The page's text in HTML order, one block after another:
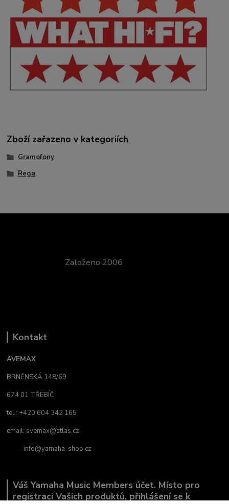
Zboží zařazeno v kategoriích
Gramofony
Rega
Založeno 2006
Kontakt
AVEMAX
BRNĚNSKÁ 148/69
674 01 TŘEBÍČ
tel.: +420 604 342 165
email: avemax@atlas.cz
info@yamaha-shop.cz
Váš Yamaha Music Members účet. Místo pro
registraci Vašich produktů, přihlášení se k